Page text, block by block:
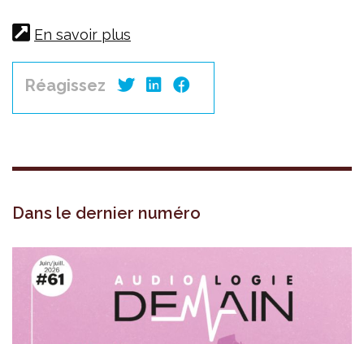
En savoir plus
Réagissez
Dans le dernier numéro